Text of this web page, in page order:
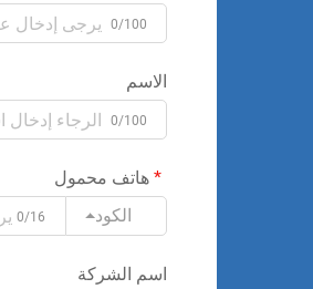
0/100
الاسم
0/100
هاتف محمول
الكود
0/16
اسم الشركة